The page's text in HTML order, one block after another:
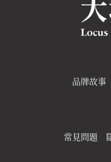
品牌故事
常見問題